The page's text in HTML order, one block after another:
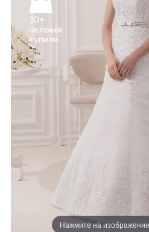
Нажмите на
30+
человек